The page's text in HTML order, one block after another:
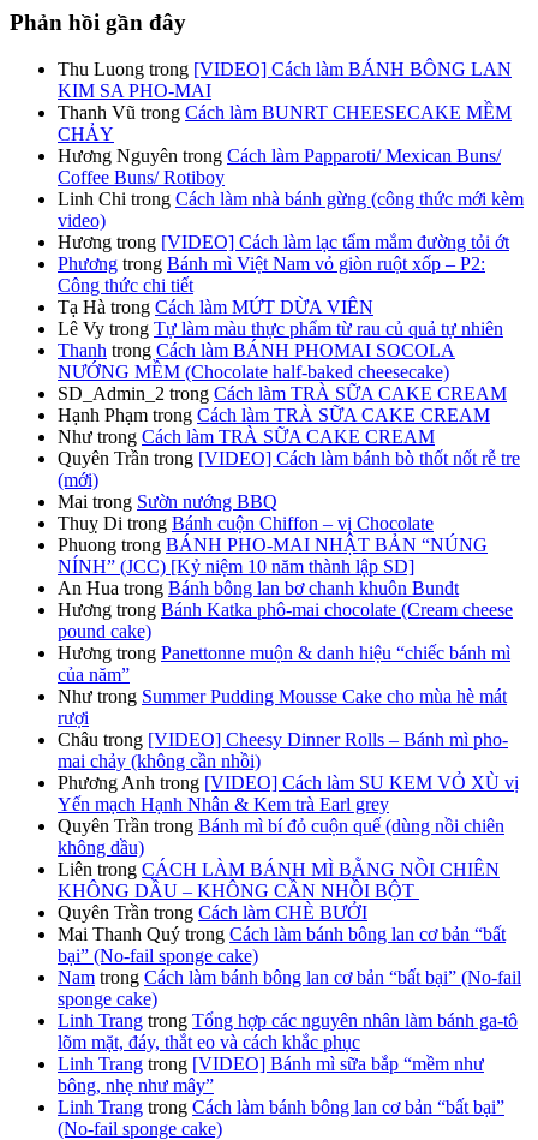
Phản hồi gần đây
Thu Luong trong [VIDEO] Cách làm BÁNH BÔNG LAN
KIM SA PHO-MAI
Thanh Vũ trong Cách làm BUNRT CHEESECAKE MỀM
CHẢY
Hương Nguyên trong Cách làm Papparoti/ Mexican Buns/
Coffee Buns/ Rotiboy
Linh Chi trong Cách làm nhà bánh gừng (công thức mới kèm
video)
Hương trong [VIDEO] Cách làm lạc tẩm mắm đường tỏi ớt
Phương trong Bánh mì Việt Nam vỏ giòn ruột xốp – P2:
Công thức chi tiết
Tạ Hà trong Cách làm MỨT DỪA VIÊN
Lê Vy trong Tự làm màu thực phẩm từ rau củ quả tự nhiên
Thanh trong Cách làm BÁNH PHOMAI SOCOLA
NƯỚNG MỀM (Chocolate half-baked cheesecake)
SD_Admin_2 trong Cách làm TRÀ SỮA CAKE CREAM
Hạnh Phạm trong Cách làm TRÀ SỮA CAKE CREAM
Như trong Cách làm TRÀ SỮA CAKE CREAM
Quyên Trần trong [VIDEO] Cách làm bánh bò thốt nốt rễ tre
(mới)
Mai trong Sườn nướng BBQ
Thuỵ Di trong Bánh cuộn Chiffon – vị Chocolate
Phuong trong BÁNH PHO-MAI NHẬT BẢN “NÚNG
NÍNH” (JCC) [Kỷ niệm 10 năm thành lập SD]
An Hua trong Bánh bông lan bơ chanh khuôn Bundt
Hương trong Bánh Katka phô-mai chocolate (Cream cheese
pound cake)
Hương trong Panettonne muộn & danh hiệu “chiếc bánh mì
của năm”
Như trong Summer Pudding Mousse Cake cho mùa hè mát
rượi
Châu trong [VIDEO] Cheesy Dinner Rolls – Bánh mì pho-
mai chảy (không cần nhồi)
Phương Anh trong [VIDEO] Cách làm SU KEM VỎ XÙ vị
Yến mạch Hạnh Nhân & Kem trà Earl grey
Quyên Trần trong Bánh mì bí đỏ cuộn quế (dùng nồi chiên
không dầu)
Liên trong CÁCH LÀM BÁNH MÌ BẰNG NỒI CHIÊN
KHÔNG DẦU – KHÔNG CẦN NHỒI BỘT
Quyên Trần trong Cách làm CHÈ BƯỞI
Mai Thanh Quý trong Cách làm bánh bông lan cơ bản “bất
bại” (No-fail sponge cake)
Nam trong Cách làm bánh bông lan cơ bản “bất bại” (No-fail
sponge cake)
Linh Trang trong Tổng hợp các nguyên nhân làm bánh ga-tô
lõm mặt, đáy, thắt eo và cách khắc phục
Linh Trang trong [VIDEO] Bánh mì sữa bắp “mềm như
bông, nhẹ như mây”
Linh Trang trong Cách làm bánh bông lan cơ bản “bất bại”
(No-fail sponge cake)